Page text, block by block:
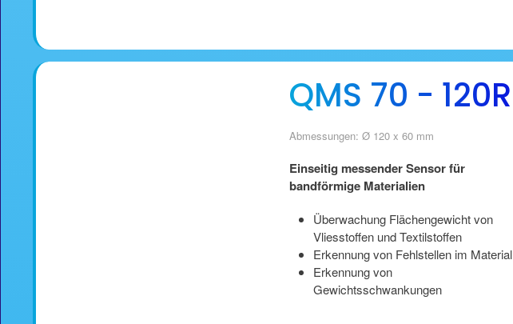
QMS 70 - 120R
Abmessungen: Ø 120 x 60 mm
Einseitig messender Sensor für
bandförmige Materialien
Überwachung Flächengewicht von
Vliesstoffen und Textilstoffen
Erkennung von Fehlstellen im Material
Erkennung von
Gewichtsschwankungen